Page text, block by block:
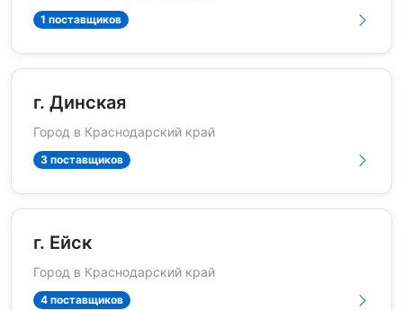
1 поставщиков
г. Динская
Город в Краснодарский край
3 поставщиков
г. Ейск
Город в Краснодарский край
4 поставщиков